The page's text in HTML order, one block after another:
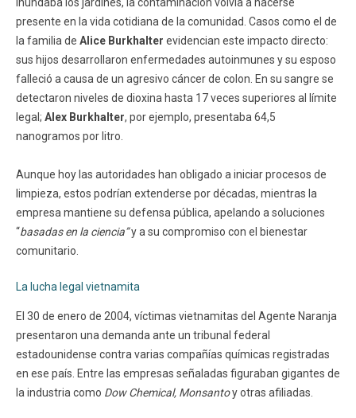
inundaba los jardines, la contaminación volvía a hacerse
presente en la vida cotidiana de la comunidad. Casos como el de
la familia de Alice Burkhalter evidencian este impacto directo:
sus hijos desarrollaron enfermedades autoinmunes y su esposo
falleció a causa de un agresivo cáncer de colon. En su sangre se
detectaron niveles de dioxina hasta 17 veces superiores al límite
legal; Alex Burkhalter, por ejemplo, presentaba 64,5
nanogramos por litro.
Aunque hoy las autoridades han obligado a iniciar procesos de
limpieza, estos podrían extenderse por décadas, mientras la
empresa mantiene su defensa pública, apelando a soluciones
“basadas en la ciencia”y a su compromiso con el bienestar
comunitario.
La lucha legal vietnamita
El 30 de enero de 2004, víctimas vietnamitas del Agente Naranja
presentaron una demanda ante un tribunal federal
estadounidense contra varias compañías químicas registradas
en ese país. Entre las empresas señaladas figuraban gigantes de
la industria como Dow Chemical, Monsantoy otras afiliadas.